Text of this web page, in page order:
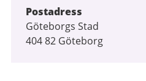
Postadress
Göteborgs Stad
404 82 Göteborg